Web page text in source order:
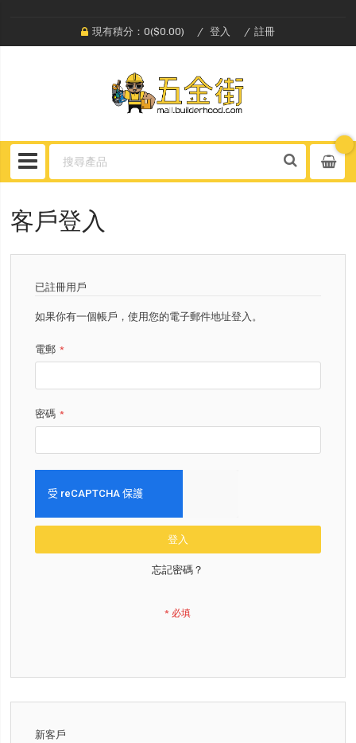
現有積分：0($0.00) 登入 註冊
客戶登入
已註冊用戶
如果你有一個帳戶，使用您的電子郵件地址登入。
電郵
密碼
登入
忘記密碼？
新客戶